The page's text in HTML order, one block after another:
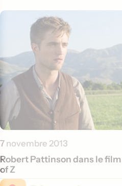
7 novembre 2013
Robert Pattinson dans le
of Z